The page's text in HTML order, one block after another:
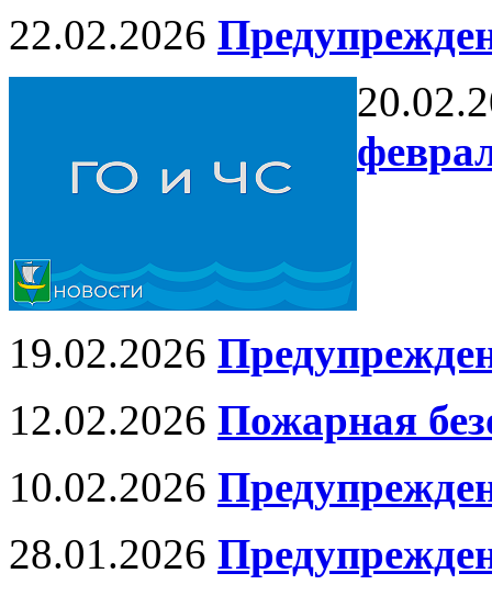
22.02.2026
19.02.2026
12.02.2026 Пожарная
10.02.2026
28.01.2026